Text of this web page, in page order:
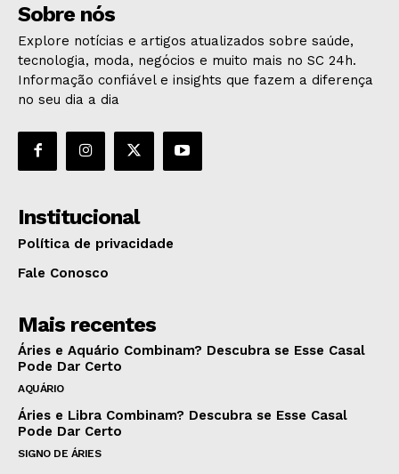
Sobre nós
Explore notícias e artigos atualizados sobre saúde,
tecnologia, moda, negócios e muito mais no SC 24h.
Informação confiável e insights que fazem a diferença
no seu dia a dia
Institucional
Política de privacidade
Fale Conosco
Mais recentes
Áries e Aquário Combinam? Descubra se Esse Casal
Pode Dar Certo
AQUÁRIO
Áries e Libra Combinam? Descubra se Esse Casal
Pode Dar Certo
SIGNO DE ÁRIES